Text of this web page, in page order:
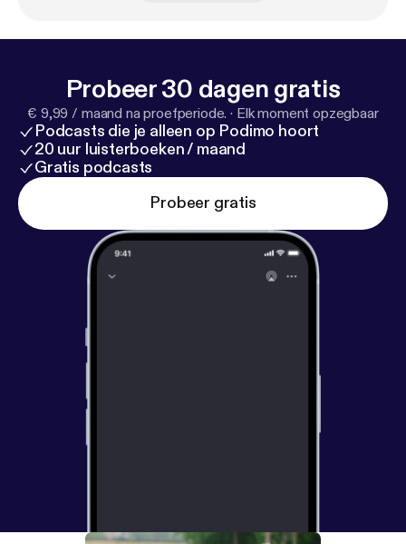
Probeer 30 dagen gratis
€ 9,99 / maand na proefperiode. · Elk moment opzegbaar
Podcasts die je alleen op Podimo hoort
20 uur luisterboeken / maand
Gratis podcasts
Probeer gratis